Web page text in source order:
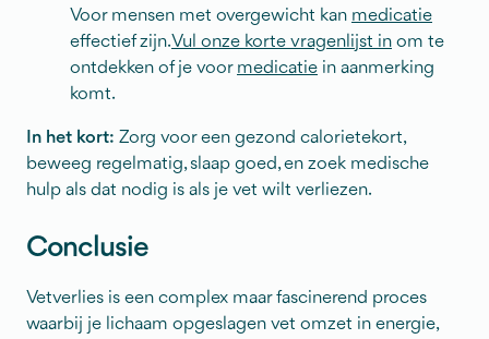
Voor mensen met overgewicht kan medicatie
effectief zijn.Vul onze korte vragenlijst in om te
ontdekken of je voor medicatie in aanmerking
komt.
In het kort: Zorg voor een gezond calorietekort,
beweeg regelmatig, slaap goed, en zoek medische
hulp als dat nodig is als je vet wilt verliezen.
Conclusie
Vetverlies is een complex maar fascinerend proces
waarbij je lichaam opgeslagen vet omzet in energie,